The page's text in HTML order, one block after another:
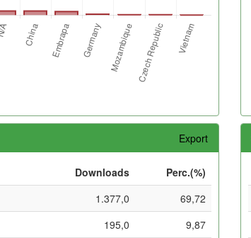
Export
Downloads
Perc.(%)
1.377,0
69,72
195,0
9,87